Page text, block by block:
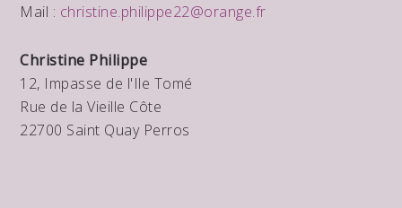
Mail : christine.philippe22@orange.fr
Christine Philippe
12, Impasse de l'Ile Tomé
Rue de la Vieille Côte
22700 Saint Quay Perros